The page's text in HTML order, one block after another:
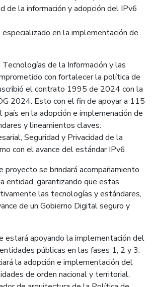
de la información y adopción del IPv6
en la implementación de
de la Información y las
con fortalecer la política de
el contrato 1995 de 2024 con la
2024. Esto con el fin de apoyar a 115
en la adopción e implemenación de
y lineamientos claves:
Seguridad y Privacidad de la
con el avance del estándar IPv6.
proyecto se brindará acompañamiento
entidad, garantizando que estas
las tecnologías y estándares,
de un Gobierno Digital seguro y
estará apoyando la implementación del
públicas en las fases 1, 2 y 3.
la adopción e implementación del
de orden nacional y territorial,